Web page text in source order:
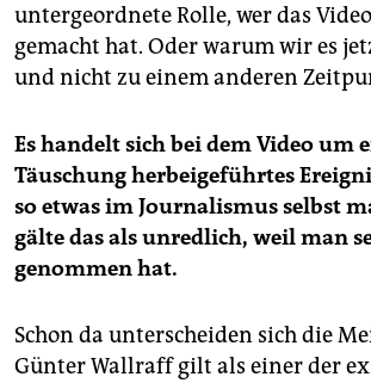
untergeordnete Rolle, wer das
gemacht hat. Oder warum wir es
und nicht zu einem anderen
Es handelt sich bei dem Video um
Täuschung herbeigeführtes
so etwas im Journalismus selbst
gälte das als unredlich, weil man
genommen hat.
Schon da unterscheiden sich die
Günter Wallraff gilt als einer der